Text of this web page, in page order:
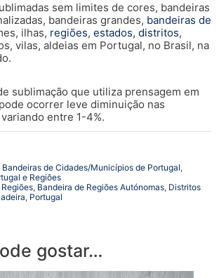
sem limites de cores, bandeiras
bandeiras grandes, bandeiras de
ilhas, regiões, estados, distritos,
vilas, aldeias em Portugal, no Brasil, na
sublimação que utiliza prensagem em
ocorrer leve diminuição nas
entre 1-4%.
Bandeiras de Cidades/Municípios de Portugal,
e Regiões
, Bandeira de Regiões Autónomas, Distritos
, Portugal
gostar…